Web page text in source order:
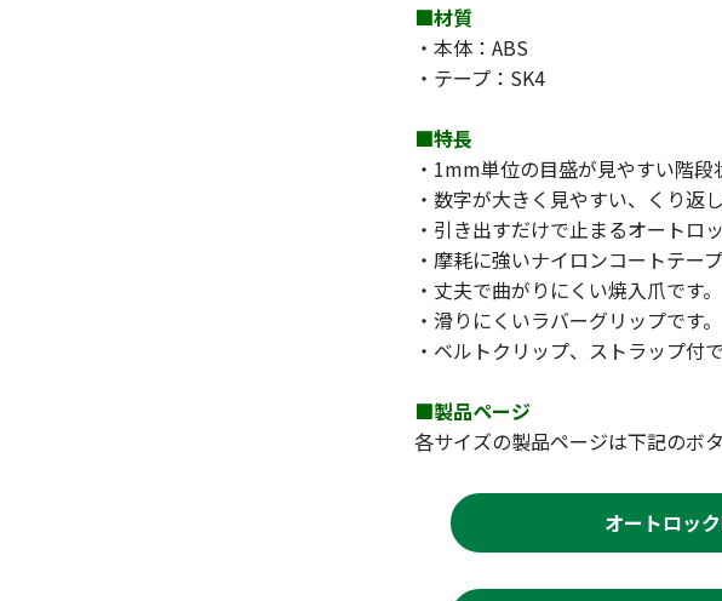
■材質
・本体：ABS
・テープ：SK4
■特長
・1mm単位の目盛が見やすい階段
・数字が大きく見やすい、くり返し
・引き出すだけで止まるオートロッ
・摩耗に強いナイロンコートテープ
・丈夫で曲がりにくい焼入爪です。
・滑りにくいラバーグリップです。
・ベルトクリップ、ストラップ付で
■製品ページ
各サイズの製品ページは下記のボ
オートロッ